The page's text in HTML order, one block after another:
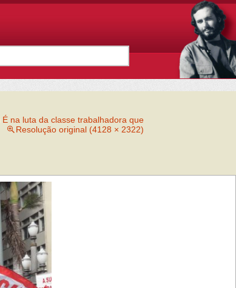
É na luta da classe trabalhadora que
Resolução original (4128 × 2322)